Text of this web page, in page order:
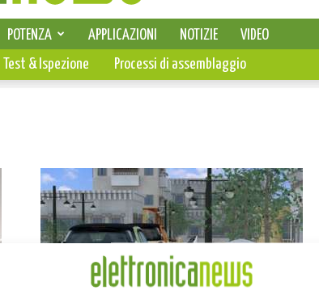
SELEZIONE DI ELETTRONICA
POTENZA APPLICAZIONI NOTIZIE
VIDEO
PCBTest & Ispezione Processi di assemblaggio